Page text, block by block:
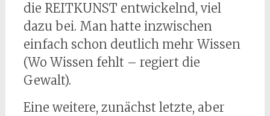
die REITKUNST entwickelnd, viel
dazu bei. Man hatte inzwischen
einfach schon deutlich mehr Wissen
(Wo Wissen fehlt – regiert die
Gewalt).
Eine weitere, zunächst letzte, aber